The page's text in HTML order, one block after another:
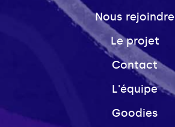
Nous rejoindre
Le projet
Contact
L'équipe
Goodies